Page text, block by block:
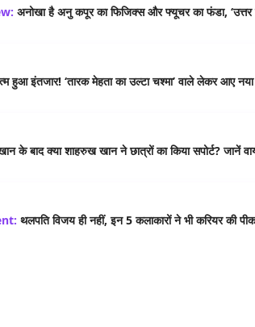
अनोखा है अनु कपूर का फिजिक्स और फ्यूचर का फंडा, ‘उत्तर
हुआ इंतजार! ‘तारक मेहता का उल्टा चश्मा’ वाले लेकर आए
के बाद क्या शाहरुख खान ने छात्रों का किया सपोर्ट? जानें
थलपति विजय ही नहीं, इन 5 कलाकारों ने भी करियर की